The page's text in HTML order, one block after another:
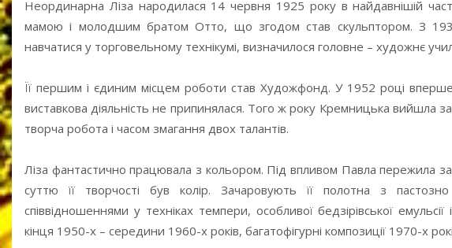
Неординарна Ліза народилася 14 червня 1925 року в найдавнішій
мамою і молодшим братом Отто, що згодом став скульптором. З
навчатися у торговельному технікумі, визначилося головне – художнє
Її першим і єдиним місцем роботи став Художфонд. У 1952 році вперше
виставкова діяльність не припинялася. Того ж року Кремницька вийшла
творча робота і часом змагання двох талантів.
Ліза фантастично працювала з кольором. Під впливом Павла пережила
суттю її творчості був колір. Зачаровують її полотна з
співвідношеннями у техніках темпери, особливої бедзірівської
кінця 1950-х – середини 1960-х років, багатофігурні композиції 1970-х